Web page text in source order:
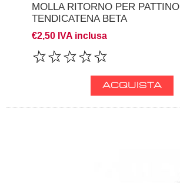
MOLLA RITORNO PER PATTINO
TENDICATENA BETA
€2,50 IVA inclusa